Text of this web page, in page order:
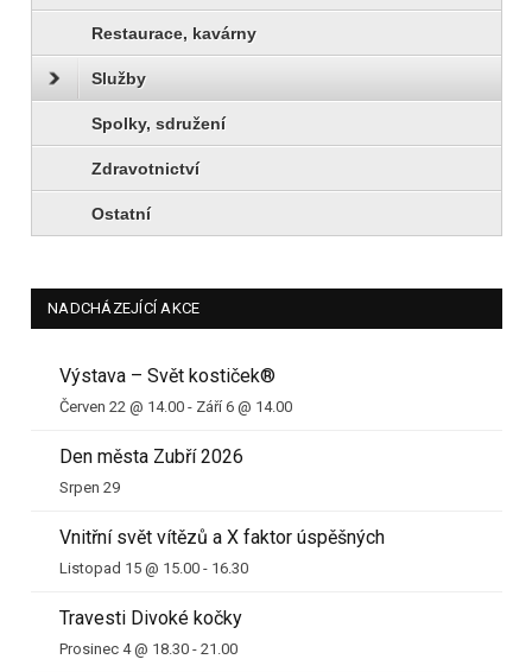
Restaurace, kavárny
Služby
Spolky, sdružení
Zdravotnictví
Ostatní
NADCHÁZEJÍCÍ AKCE
Výstava – Svět kostiček®
Červen 22 @ 14.00 - Září 6 @ 14.00
Den města Zubří 2026
Srpen 29
Vnitřní svět vítězů a X faktor úspěšných
Listopad 15 @ 15.00 - 16.30
Travesti Divoké kočky
Prosinec 4 @ 18.30 - 21.00